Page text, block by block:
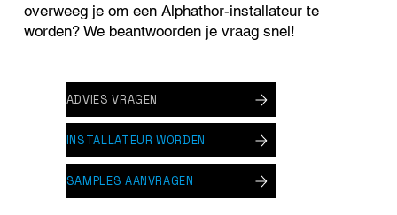
overweeg je om een Alphathor-installateur te
worden? We beantwoorden je vraag snel!
INSTALLATEUR WORDEN
ADVIES VRAGEN
SAMPLES AANVRAGEN